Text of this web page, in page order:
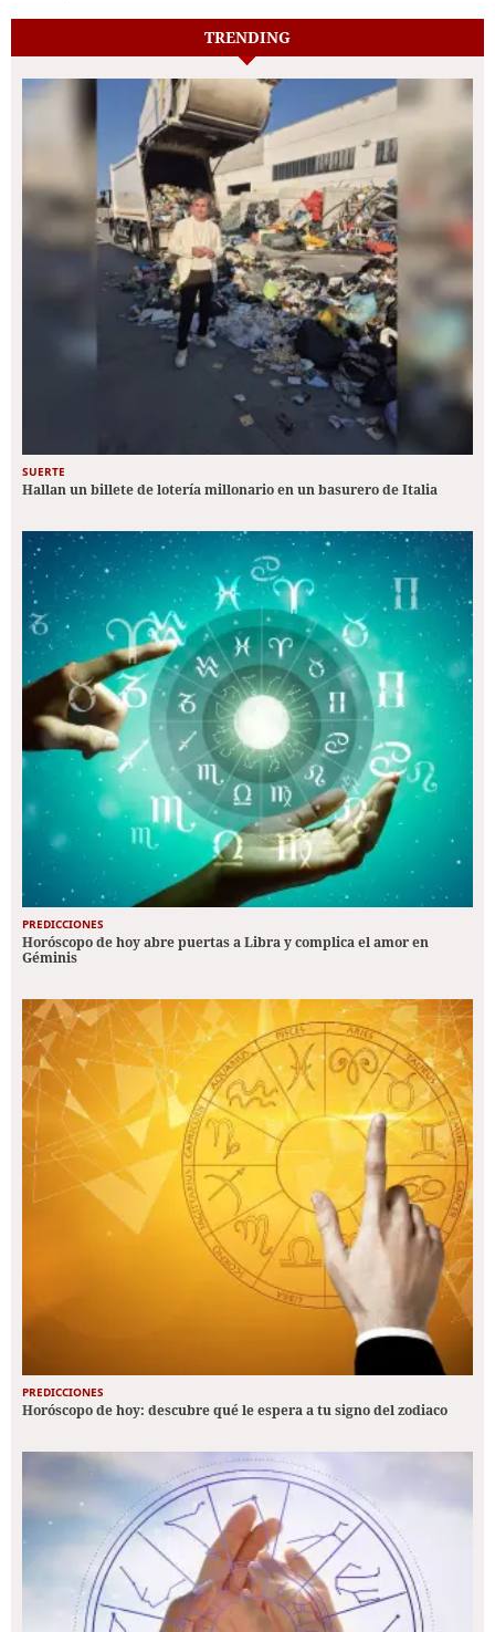
TRENDING
SUERTE
Hallan un billete de lotería millonario en un basurero de Italia
PREDICCIONES
Horóscopo de hoy abre puertas a Libra y complica el amor en
Géminis
PREDICCIONES
Horóscopo de hoy: descubre qué le espera a tu signo del zodiaco